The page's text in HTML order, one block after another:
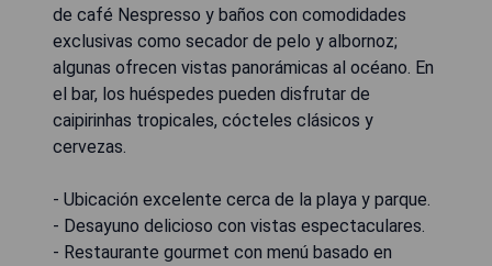
de café Nespresso y baños con comodidades
exclusivas como secador de pelo y albornoz;
algunas ofrecen vistas panorámicas al océano. En
el bar, los huéspedes pueden disfrutar de
caipirinhas tropicales, cócteles clásicos y
cervezas.
- Ubicación excelente cerca de la playa y parque.
- Desayuno delicioso con vistas espectaculares.
- Restaurante gourmet con menú basado en